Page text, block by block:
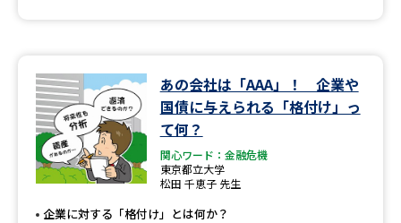
学問のミニ講義「夢ナビ講義」 学問分野解説
学問の教科書
ユーザーサポート
あの会社は「AAA」！ 企業や
国債に与えられる「格付け」っ
て何？
関心ワード：金融危機
東京都立大学
松田 千恵子 先生
企業に対する「格付け」とは何か？